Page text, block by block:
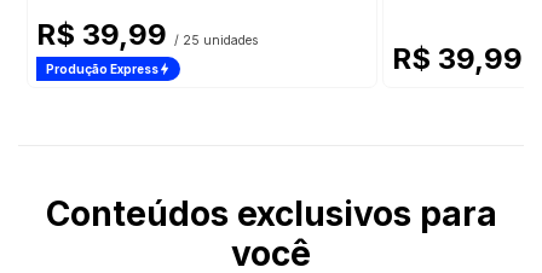
R$ 39,99 / 25 unidades
Produção Express R$ 39,99
Conteúdos exclusivos para
você